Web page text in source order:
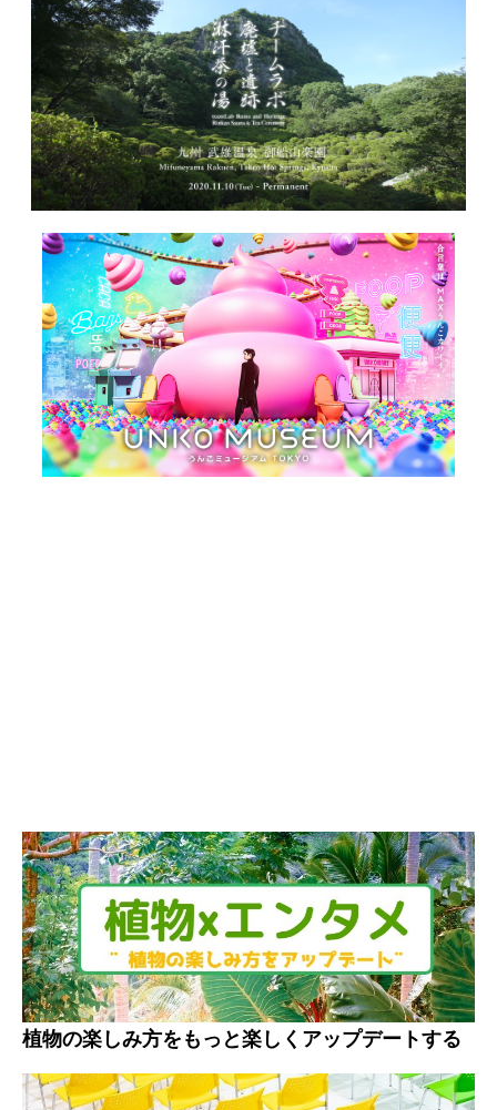
植物の楽しみ方をもっと楽しくアップデートする